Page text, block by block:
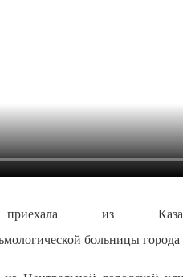
приехала
больницы